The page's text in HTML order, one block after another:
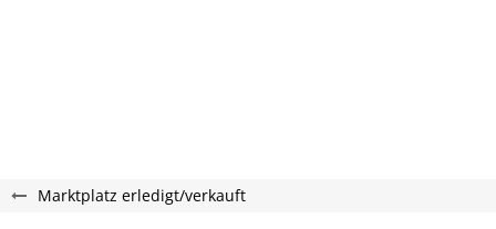
Marktplatz erledigt/verkauft